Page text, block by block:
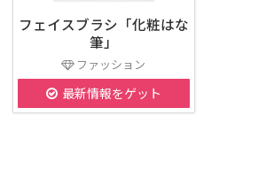
フェイスブラシ「化粧はな
筆」
ファッション
最新情報をゲット